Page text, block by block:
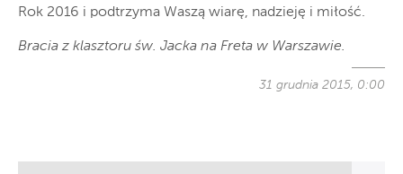
Rok 2016 i podtrzyma Waszą wiarę, nadzieję i miłość.
Bracia z klasztoru św. Jacka na Freta w Warszawie.
31 grudnia 2015, 0:00